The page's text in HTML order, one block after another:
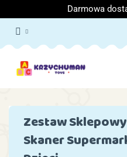
Darmowa
Zestaw
Skaner